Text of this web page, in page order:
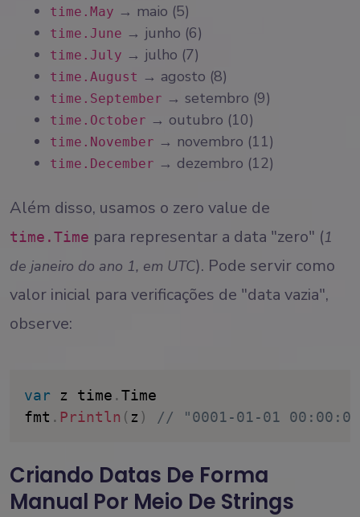
time.May → maio (5)
time.June → junho (6)
time.July → julho (7)
time.August → agosto (8)
time.September → setembro (9)
time.October → outubro (10)
time.November → novembro (11)
time.December → dezembro (12)
Além disso, usamos o zero value de
time.Time para representar a data "zero" (1
de janeiro do ano 1, em UTC). Pode servir como
valor inicial para verificações de "data vazia",
observe:
var z time .Time
fmt . Println ( z ) // "0001-01-01 00:00:00
Criando Datas De Forma
Manual Por Meio De Strings